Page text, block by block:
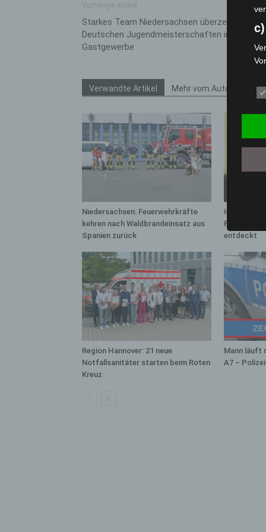
Starkes Team Niedersachsen überzeugt bei
Deutschen Jugendmeisterschaften im
Gastgewerbe
Verwandte Artikel Mehr vom Autor
Niedersachsen: Feuerwehrkräfte
kehren nach Waldbrandeinsatz aus
Spanien zurück
Hannover:
Population
entdeckt
Region Hannover: 21 neue
Notfallsanitäter starten beim Roten
Kreuz
Mann läuft
A7 –
f)